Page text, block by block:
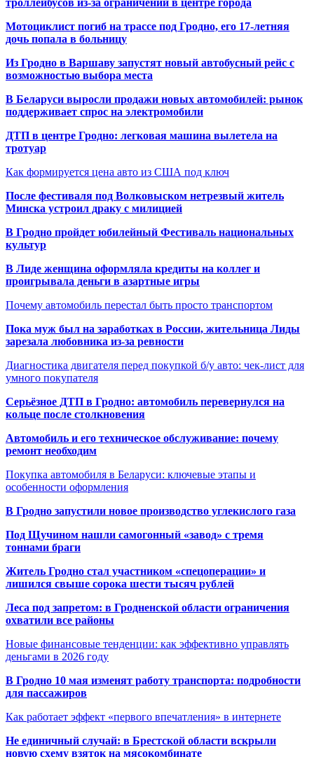
Мотоциклист погиб на трассе под Гродно, его 17-летняя
дочь попала в больницу
Из Гродно в Варшаву запустят новый автобусный рейс с
возможностью выбора места
В Беларуси выросли продажи новых автомобилей: рынок
поддерживает спрос на электромобили
ДТП в центре Гродно: легковая машина вылетела на
тротуар
Как формируется цена авто из США под ключ
После фестиваля под Волковыском нетрезвый житель
Минска устроил драку с милицией
В Гродно пройдет юбилейный Фестиваль национальных
культур
В Лиде женщина оформляла кредиты на коллег и
проигрывала деньги в азартные игры
Почему автомобиль перестал быть просто транспортом
Пока муж был на заработках в России, жительница Лиды
зарезала любовника из-за ревности
Диагностика двигателя перед покупкой б/у авто: чек-лист для
умного покупателя
Серьёзное ДТП в Гродно: автомобиль перевернулся на
кольце после столкновения
Автомобиль и его техническое обслуживание: почему
ремонт необходим
Покупка автомобиля в Беларуси: ключевые этапы и
особенности оформления
В Гродно запустили новое производство углекислого газа
Под Щучином нашли самогонный «завод» с тремя
тоннами браги
Житель Гродно стал участником «спецоперации» и
лишился свыше сорока шести тысяч рублей
Леса под запретом: в Гродненской области ограничения
охватили все районы
Новые финансовые тенденции: как эффективно управлять
деньгами в 2026 году
В Гродно 10 мая изменят работу транспорта: подробности
для пассажиров
Как работает эффект «первого впечатления» в интернете
Не единичный случай: в Брестской области вскрыли
новую схему взяток на мясокомбинате